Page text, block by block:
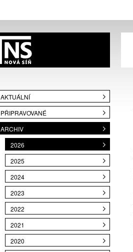
AKTUÁLNÍ
PŘIPRAVOVANÉ
ARCHIV
2026
2025
2024
2023
2022
2021
2020